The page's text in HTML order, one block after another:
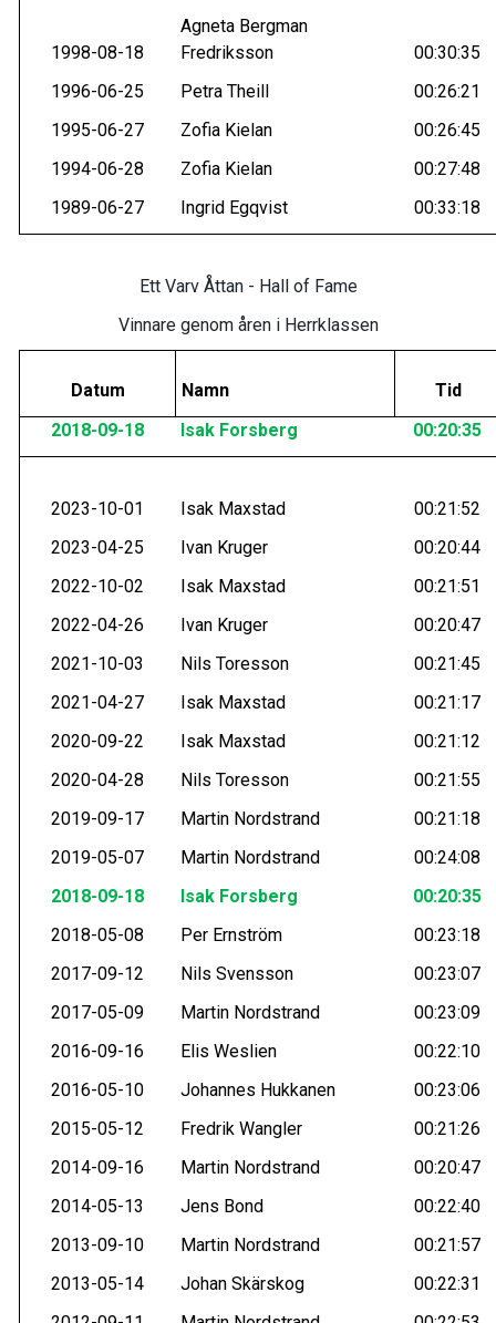
1998-08-18
Agneta Bergman
Fredriksson
00:30:35
1996-06-25
Petra Theill
00:26:21
1995-06-27
Zofia Kielan
00:26:45
1994-06-28
Zofia Kielan
00:27:48
1989-06-27
Ingrid Egqvist 00:33:18
Ett Varv Åttan - Hall of Fame
Vinnare genom åren i Herrklassen
Datum Namn
Tid
2018-09-18
Isak Forsberg 00:20:35
2023-10-01 Isak Maxstad
00:21:52
2023-04-25
Ivan Kruger
00:20:44
2022-10-02
Isak Maxstad
00:21:51
2022-04-26
Ivan Kruger
00:20:47
2021-10-03
Nils Toresson
00:21:45
2021-04-27
Isak Maxstad
00:21:17
2020-09-22
Isak Maxstad
00:21:12
2020-04-28
Nils Toresson
00:21:55
2019-09-17
Martin Nordstrand
00:21:18
2019-05-07
Martin Nordstrand
00:24:08
2018-09-18
Isak Forsberg
00:20:35
2018-05-08
Per Ernström
00:23:18
2017-09-12
Nils Svensson
00:23:07
2017-05-09
Martin Nordstrand
00:23:09
2016-09-16
Elis Weslien
00:22:10
2016-05-10
Johannes Hukkanen
00:23:06
2015-05-12
Fredrik Wangler
00:21:26
2014-09-16
Martin Nordstrand
00:20:47
2014-05-13
Jens Bond
00:22:40
2013-09-10
Martin Nordstrand
00:21:57
2013-05-14
Johan Skärskog
00:22:31